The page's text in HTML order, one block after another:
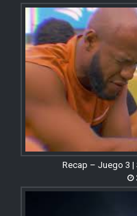
Recap – Juego 3 |